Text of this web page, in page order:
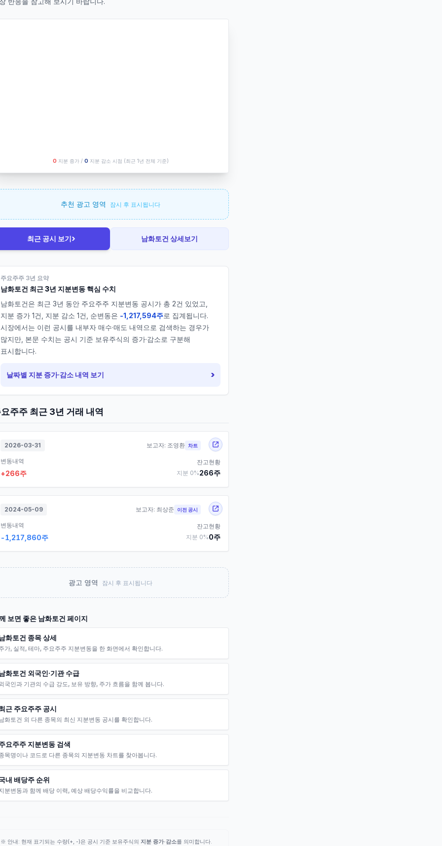
O 지분 증가 / O 지분 감소 시점 (최근 1년 전체 기준)
추천 광고 영역 잠시 후 표시됩니다
최근 공시 보기› 남화토건 상세보기
주요주주 3년 요약
남화토건 최근 3년 지분변동 핵심 수치
남화토건은 최근 3년 동안 주요주주 지분변동 공시가 총 2건 있었고,
지분 증가 1건, 지분 감소 1건, 순변동은 -1,217,594주로 집계됩니다.
시장에서는 이런 공시를 내부자 매수·매도 내역으로 검색하는 경우가
많지만, 본문 수치는 공시 기준 보유주식의 증가·감소로 구분해
표시합니다.
날짜별 지분 증가·감소 내역 보기 ›
주주 최근 3년 거래 내역
2026-03-31 보고자: 조영환 차트
변동내역
+266주
잔고현황
지분 0%266주
2024-05-09 보고자: 최상준 이전 공시
변동내역
-1,217,860주
잔고현황
지분 0%0주
광고 영역 잠시 후 표시됩니다
보면 좋은 남화토건 페이지
화토건 종목 상세
가, 실적, 테마, 주요주주 지분변동을 한 화면에서 확인합니다.
화토건 외국인·기관 수급
국인과 기관의 수급 강도, 보유 방향, 주가 흐름을 함께 봅니다.
근 주요주주 공시
화토건 외 다른 종목의 최신 지분변동 공시를 확인합니다.
요주주 지분변동 검색
목명이나 코드로 다른 종목의 지분변동 차트를 찾아봅니다.
내 배당주 순위
분변동과 함께 배당 이력, 예상 배당수익률을 비교합니다.
※ 안내: 현재 표기되는 수량(+, -)은 공시 기준 보유주식의 지분 증가·감소를 의미합니다.